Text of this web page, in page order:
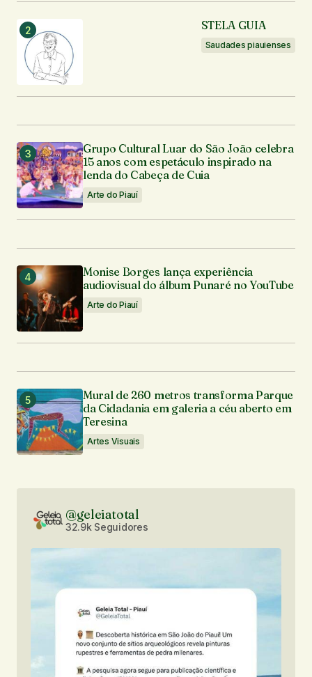
STELA GUIA
Saudades piauienses
Grupo Cultural Luar do São João celebra
15 anos com espetáculo inspirado na
lenda do Cabeça de Cuia
Arte do Piauí
Monise Borges lança experiência
audiovisual do álbum Punaré no YouTube
Arte do Piauí
Mural de 260 metros transforma Parque
da Cidadania em galeria a céu aberto em
Teresina
Artes Visuais
@geleiatotal
32.9k Seguidores